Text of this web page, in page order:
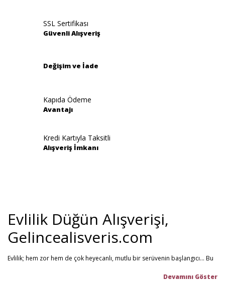
Ürün bilgilerinde hatalar bulunuyor.
Ürün fiyatı diğer sitelerden daha pahalı.
SSL Sertifikası
Güvenli Alışveriş
Değişim ve İade
Kapıda Ödeme
Avantajı
Kredi Kartıyla Taksitli
Alışveriş İmkanı
Evlilik Düğün Alışverişi,
Gelincealisveris.com
Evlilik; hem zor hem de çok heyecanlı, mutlu bir serüvenin başlangıcı... Bu
Gelince Alışveriş; 2013 senesinden beri hizmet veren ve müşteri